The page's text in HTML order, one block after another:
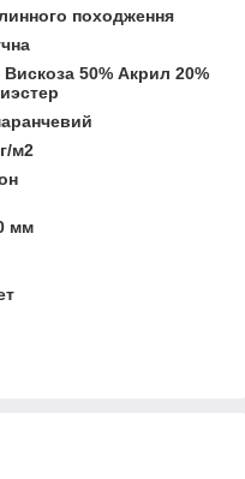
походження
Вискоза 50% Акрил 20%
м2
мм